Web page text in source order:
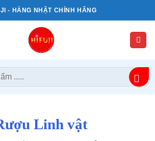
- HÀNG NHẬT CHÍNH HÃNG
Linh vật